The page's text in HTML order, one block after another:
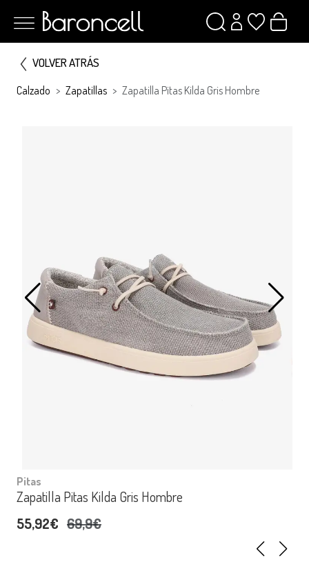
VOLVER ATRÁS
Calzado Zapatillas Zapatilla Pitas Kilda Gris Hombre
Pitas
Zapatilla Pitas Kilda Gris Hombre
55,92€ 69,9€